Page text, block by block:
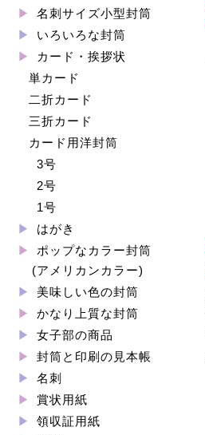
名刺サイズ小型封筒
いろいろな封筒
カード・挨拶状
単カード
二折カード
三折カード
カード用洋封筒
3号
2号
1号
はがき
ポップなカラー封筒
(アメリカンカラー)
美味しい色の封筒
かなり上質な封筒
女子部の商品
封筒と印刷の見本帳
名刺
賞状用紙
領収証用紙